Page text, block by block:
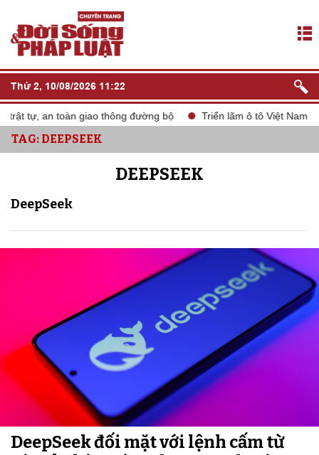
Thứ 2, 10/08/2026 11:22
an toàn giao thông đường bộ Triển lãm ô tô Việt Nam VMS
TAG: DEEPSEEK
DEEPSEEK
DeepSeek
DeepSeek đối mặt với lệnh cấm từ